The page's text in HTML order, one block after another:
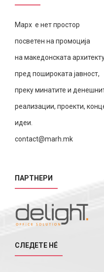
Марх е нет простор
посветен на промоција
на македонската
пред пошироката јавност,
преку минатите и
реализации, проекти,
идеи.
contact@marh.mk
ПАРТНЕРИ
СЛЕДЕТЕ НÉ